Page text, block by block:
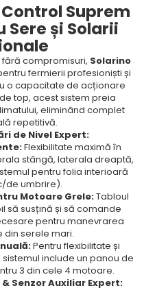
Control Suprem
Sere și Solarii
compromisuri, Solarino
fermierii profesioniști și
o capacitate de acționare
top, acest sistem preia
eliminând complet
repetitivă.
de Nivel Expert:
Flexibilitate maximă în
stângă, laterala dreaptă,
pentru folia interioară
de umbrire).
Motoare Grele:Tabloul
să susțină și să comande
pentru manevrarea
din serele mari.
Pentru flexibilitate și
include un panou de
3 din cele 4 motoare.
Senzor Auxiliar Expert: